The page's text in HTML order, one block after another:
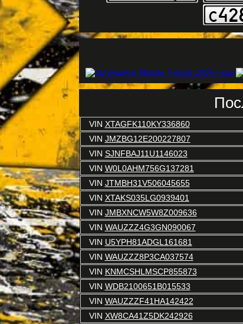
VIN XTAGFK110KY336860
VIN JMZBG12E200227807
VIN SJNFBAJ11U1146023
VIN W0L0AHM756G137281
VIN JTMBH31V506045655
VIN XTAKS035LG0939401
VIN JMBXNCW5W8Z009636
VIN WAUZZZ4G3GN090067
VIN U5YPH81ADGL161681
VIN WAUZZZ8P3CA037574
VIN KNMCSHLMSCP855873
VIN WDB2100651B015533
VIN WAUZZZF41HA142422
VIN XW8CA41Z5DK242926